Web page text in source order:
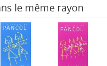
le même rayon